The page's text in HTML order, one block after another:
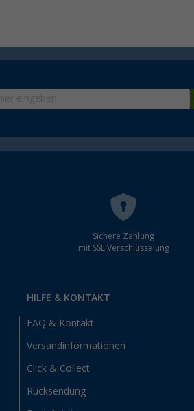
Sichere Zahlung
mit SSL Verschlüsselung
HILFE & KONTAKT
FAQ & Kontakt
Versandinformationen
Click & Collect
Rücksendung